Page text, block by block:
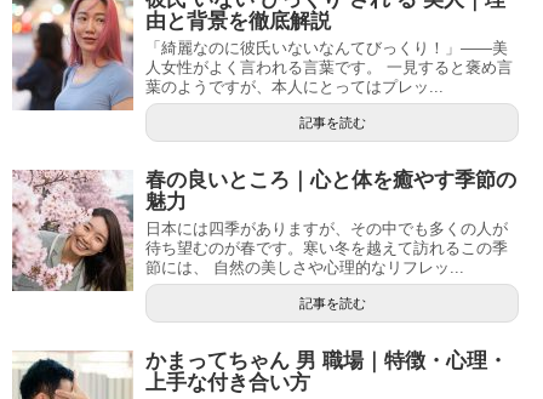
由と背景を徹底解説
「綺麗なのに彼氏いないなんてびっくり！」――美
人女性がよく言われる言葉です。 一見すると褒め言
葉のようですが、本人にとってはプレッ...
記事を読む
春の良いところ｜心と体を癒やす季節の
魅力
日本には四季がありますが、その中でも多くの人が
待ち望むのが春です。寒い冬を越えて訪れるこの季
節には、 自然の美しさや心理的なリフレッ...
記事を読む
かまってちゃん 男 職場｜特徴・心理・
上手な付き合い方